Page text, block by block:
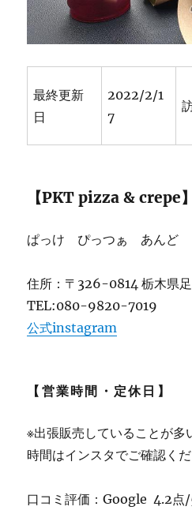
導
キ
ッ
ー
ク
プ
店
に
最終更新
日
2022/2/1
7
【PKT pizza & crepe
ぱっけ ぴっつぁ あんど
住所：〒326-0814 栃木県
TEL:080-9820-7019
公式instagram
【営業時間・定休日】
※出張販売していることが多
時間はインスタでご確認くだ
口コミ評価：Google 4.2点